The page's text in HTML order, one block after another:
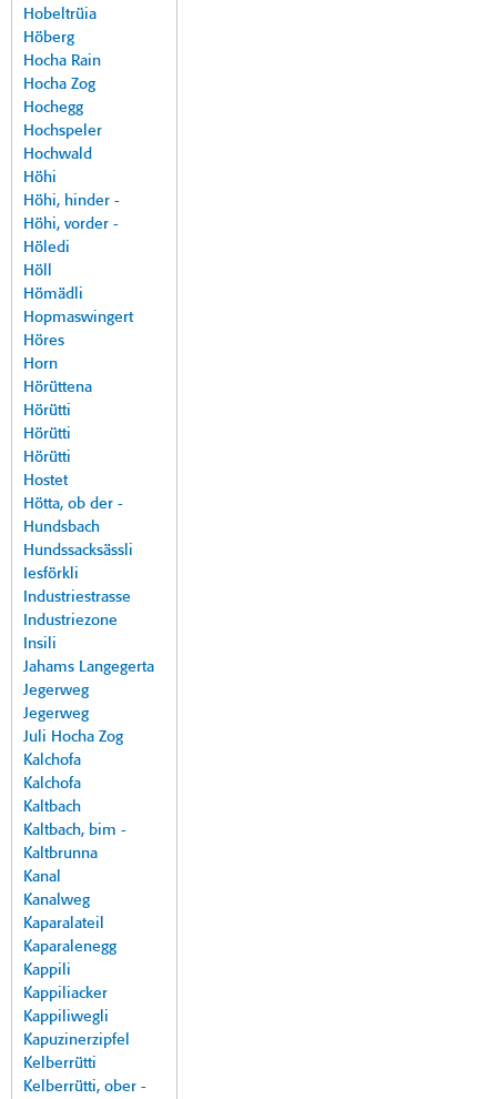
Hobeltrüia
Höberg
Hocha Rain
Hocha Zog
Hochegg
Hochspeler
Hochwald
Höhi
Höhi, hinder -
Höhi, vorder -
Höledi
Höll
Hömädli
Hopmaswingert
Höres
Horn
Hörüttena
Hörütti
Hörütti
Hörütti
Hostet
Hötta, ob der -
Hundsbach
Hundssacksässli
Iesförkli
Industriestrasse
Industriezone
Insili
Jahams Langegerta
Jegerweg
Jegerweg
Juli Hocha Zog
Kalchofa
Kalchofa
Kaltbach
Kaltbach, bim -
Kaltbrunna
Kanal
Kanalweg
Kaparalateil
Kaparalenegg
Kappili
Kappiliacker
Kappiliwegli
Kapuzinerzipfel
Kelberrütti
Kelberrütti, ober -